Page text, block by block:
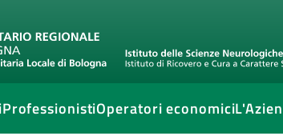
ProfessionistiOperatori economici